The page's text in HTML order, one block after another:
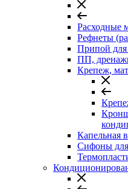
Расходные
Рефнеты
Припой
ПП,
Крепеж,
Капельная
Сифоны